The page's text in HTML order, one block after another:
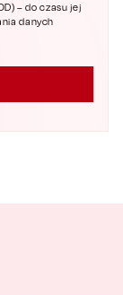
– do czasu jej
danych